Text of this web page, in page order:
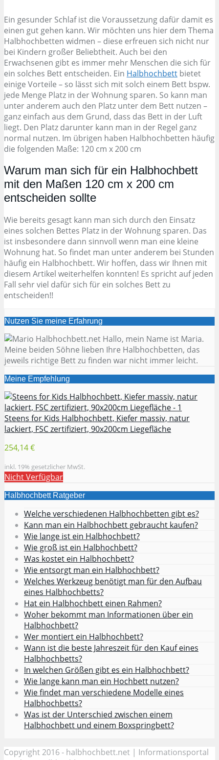
Ein gesunder Schlaf ist die Voraussetzung dafür damit es
einen gut gehen kann. Wir möchten uns hier dem Thema
Halbhochbetten widmen – diese erfreuen sich nicht nur
bei Kindern großer Beliebtheit. Auch bei den
Erwachsenen gibt es immer mehr Menschen die sich für
ein solches Bett entscheiden. Ein Halbhochbett bietet
einige Vorteile – so lässt sich mit solch einem Bett bspw.
jede Menge Platz in der Wohnung sparen. So kann man
unter anderem auch den Platz unter dem Bett nutzen –
ganz einfach aus dem Grund, dass das Bett in der Luft
liegt. Den Platz darunter kann man in der Regel ganz
normal nutzen. Im übrigen haben Halbhochbetten häufig
die folgenden Maße: 120 cm x 200 cm
Warum man sich für ein Halbhochbett
mit den Maßen 120 cm x 200 cm
entscheiden sollte
Wie bereits gesagt kann man sich durch den Einsatz
eines solchen Bettes Platz in der Wohnung sparen. Das
ist insbesondere dann sinnvoll wenn man eine kleine
Wohnung hat. So findet man unter anderem bei Stunden
häufig ein Halbhochbett. Wir hoffen, dass wir Ihnen mit
diesem Artikel weiterhelfen konnten! Es spricht auf jeden
Fall sehr viel dafür sich für ein solches Bett zu
entscheiden!!
Nutzen Sie meine Erfahrung
Hallo, mein Name ist Maria.
Meine beiden Söhne lieben Ihre Halbhochbetten, das
jeweils richtige Bett zu finden war nicht immer leicht.
Meine Empfehlung
Steens for Kids Halbhochbett, Kiefer massiv, natur
lackiert, FSC zertifiziert, 90x200cm Liegefläche
254,14 €
inkl. 19% gesetzlicher MwSt.
Nicht Verfügbar
Halbhochbett Ratgeber
Welche verschiedenen Halbhochbetten gibt es?
Kann man ein Halbhochbett gebraucht kaufen?
Wie lange ist ein Halbhochbett?
Wie groß ist ein Halbhochbett?
Was kostet ein Halbhochbett?
Wie entsorgt man ein Halbhochbett?
Welches Werkzeug benötigt man für den Aufbau
eines Halbhochbetts?
Hat ein Halbhochbett einen Rahmen?
Woher bekommt man Informationen über ein
Halbhochbett?
Wer montiert ein Halbhochbett?
Wann ist die beste Jahreszeit für den Kauf eines
Halbhochbetts?
In welchen Größen gibt es ein Halbhochbett?
Wie lange kann man ein Hochbett nutzen?
Wie findet man verschiedene Modelle eines
Halbhochbetts?
Was ist der Unterschied zwischen einem
Halbhochbett und einem Boxspringbett?
Copyright 2016 - halbhochbett.net | Informationsportal